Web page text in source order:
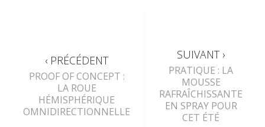
‹ PRÉCÉDENT
PROOF OF CONCEPT :
LA ROUE
HÉMISPHÉRIQUE
OMNIDIRECTIONNELLE
SUIVANT ›
PRATIQUE : LA
MOUSSE
RAFRAÎCHISSANTE
EN SPRAY POUR
CET ÉTÉ